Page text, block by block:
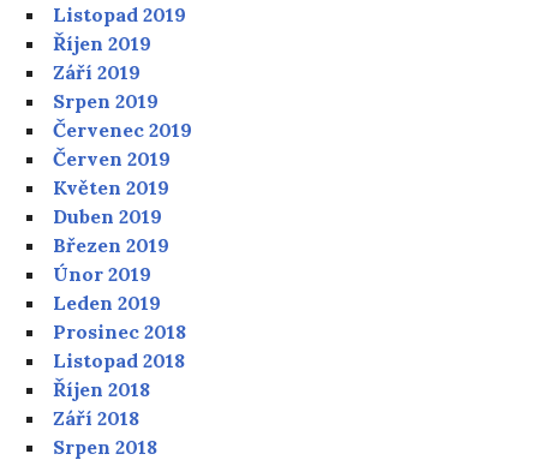
Listopad 2019
Říjen 2019
Září 2019
Srpen 2019
Červenec 2019
Červen 2019
Květen 2019
Duben 2019
Březen 2019
Únor 2019
Leden 2019
Prosinec 2018
Listopad 2018
Říjen 2018
Září 2018
Srpen 2018